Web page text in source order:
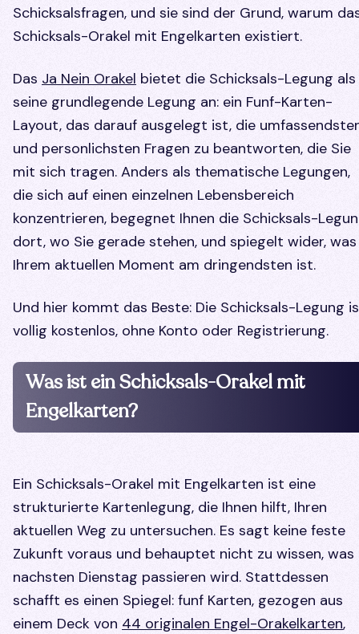
Schicksalsfragen, und sie sind der Grund, warum
Schicksals-Orakel mit Engelkarten existiert.
Das Ja Nein Orakel bietet die Schicksals-Legung als
seine grundlegende Legung an: ein Funf-Karten-
Layout, das darauf ausgelegt ist, die
und personlichsten Fragen zu beantworten, die Sie
mit sich tragen. Anders als thematische Legungen,
die sich auf einen einzelnen Lebensbereich
konzentrieren, begegnet Ihnen die Schicksals-
dort, wo Sie gerade stehen, und spiegelt wider,
Ihrem aktuellen Moment am dringendsten ist.
Und hier kommt das Beste: Die Schicksals-Legung
vollig kostenlos, ohne Konto oder Registrierung.
Was ist ein Schicksals-Orakel mit
Engelkarten?
Ein Schicksals-Orakel mit Engelkarten ist eine
strukturierte Kartenlegung, die Ihnen hilft, Ihren
aktuellen Weg zu untersuchen. Es sagt keine feste
Zukunft voraus und behauptet nicht zu wissen, was
nachsten Dienstag passieren wird. Stattdessen
schafft es einen Spiegel: funf Karten, gezogen aus
einem Deck von 44 originalen Engel-Orakelkarten,